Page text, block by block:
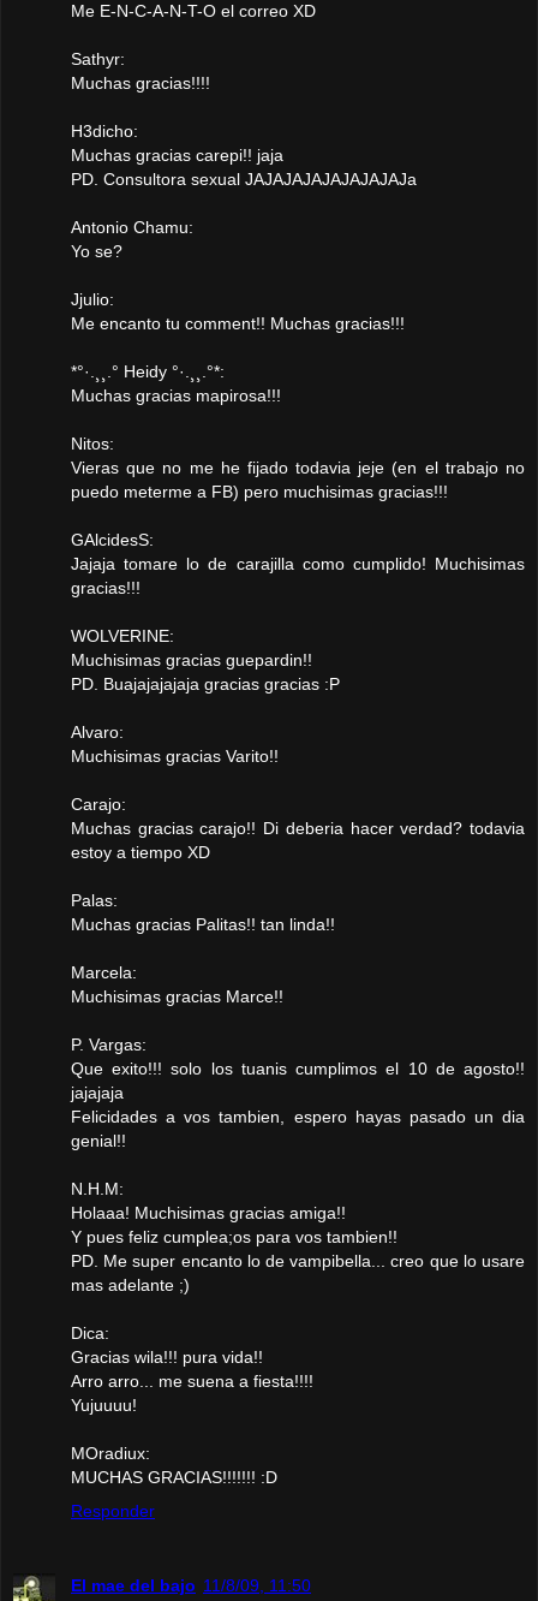
Me E-N-C-A-N-T-O el correo XD
Sathyr:
Muchas gracias!!!!
H3dicho:
Muchas gracias carepi!! jaja
PD. Consultora sexual JAJAJAJAJAJAJAJAJa
Antonio Chamu:
Yo se?
Jjulio:
Me encanto tu comment!! Muchas gracias!!!
*°·.¸¸.° Heidy °·.¸¸.°*:
Muchas gracias mapirosa!!!
Nitos:
Vieras que no me he fijado todavia jeje (en el trabajo no
puedo meterme a FB) pero muchisimas gracias!!!
GAlcidesS:
Jajaja tomare lo de carajilla como cumplido! Muchisimas
gracias!!!
WOLVERINE:
Muchisimas gracias guepardin!!
PD. Buajajajajaja gracias gracias :P
Alvaro:
Muchisimas gracias Varito!!
Carajo:
Muchas gracias carajo!! Di deberia hacer verdad? todavia
estoy a tiempo XD
Palas:
Muchas gracias Palitas!! tan linda!!
Marcela:
Muchisimas gracias Marce!!
P. Vargas:
Que exito!!! solo los tuanis cumplimos el 10 de agosto!!
jajajaja
Felicidades a vos tambien, espero hayas pasado un dia
genial!!
N.H.M:
Holaaa! Muchisimas gracias amiga!!
Y pues feliz cumplea;os para vos tambien!!
PD. Me super encanto lo de vampibella... creo que lo usare
mas adelante ;)
Dica:
Gracias wila!!! pura vida!!
Arro arro... me suena a fiesta!!!!
Yujuuuu!
MOradiux:
MUCHAS GRACIAS!!!!!!! :D
Responder
El mae del bajo 11/8/09, 11:50